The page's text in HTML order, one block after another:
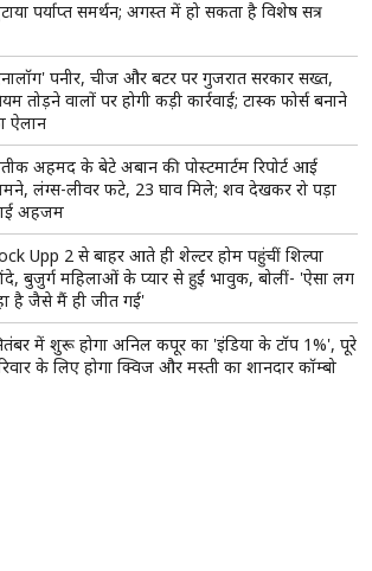
पर्याप्त समर्थन; अगस्त में हो सकता है विशेष सत्र
पनीर, चीज और बटर पर गुजरात सरकार सख्त,
तोड़ने वालों पर होगी कड़ी कार्रवाई; टास्क फोर्स बनाने
ऐलान
अहमद के बेटे अबान की पोस्टमार्टम रिपोर्ट आई
लंग्स-लीवर फटे, 23 घाव मिले; शव देखकर रो पड़ा
अहजम
Upp 2 से बाहर आते ही शेल्टर होम पहुंचीं शिल्पा
बुजुर्ग महिलाओं के प्यार से हुईं भावुक, बोलीं- 'ऐसा लग
है जैसे मैं ही जीत गई'
में शुरू होगा अनिल कपूर का 'इंडिया के टॉप 1%', पूरे
के लिए होगा क्विज और मस्ती का शानदार कॉम्बो